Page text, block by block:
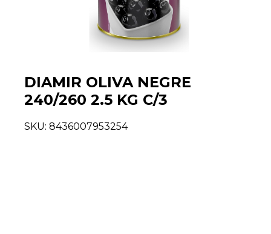
DIAMIR OLIVA NEGRE
240/260 2.5 KG C/3
SKU: 8436007953254